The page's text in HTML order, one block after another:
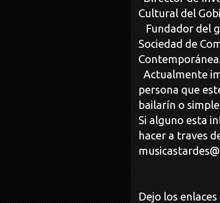
Cultural del
Fundador del
Sociedad de
Actualmente
persona que
bailarín o
Si alguno esta
hacer a traves
Dejo los